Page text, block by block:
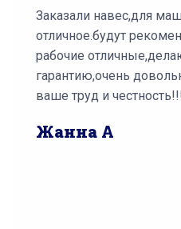
Заказали навес,для
отличное.будут
рабочие
гарантию,очень
ваше труд и
Жанна А